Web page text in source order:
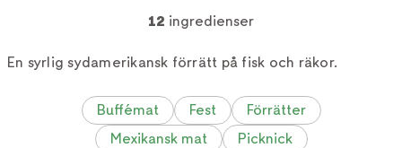
12 ingredienser
En syrlig sydamerikansk förrätt på fisk och räkor.
Buffémat Fest
Förrätter
Mexikansk mat
Picknick